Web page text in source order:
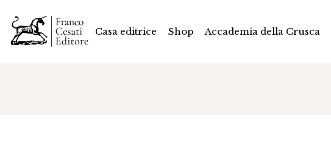
Casa editrice Shop Accademia della Crusca